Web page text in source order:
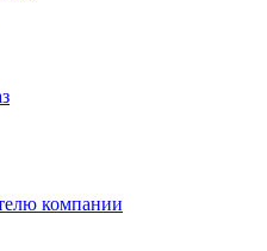
компании